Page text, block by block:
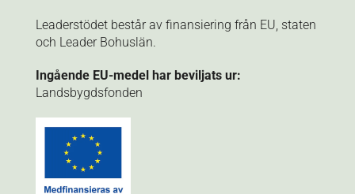
Leaderstödet består av finansiering från EU, staten
och Leader Bohuslän.
Ingående EU-medel har beviljats ur:
Landsbygdsfonden